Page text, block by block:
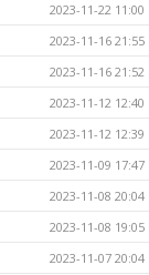
2023-11-22 11:00
2023-11-16 21:55
2023-11-16 21:52
2023-11-12 12:40
2023-11-12 12:39
2023-11-09 17:47
2023-11-08 20:04
2023-11-08 19:05
2023-11-07 20:04